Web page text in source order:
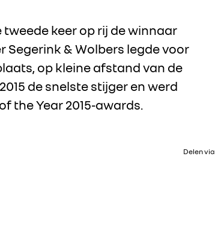
tweede keer op rij de winnaar
Segerink & Wolbers legde voor
op kleine afstand van de
de snelste stijger en werd
the Year 2015-awards.
Delen via